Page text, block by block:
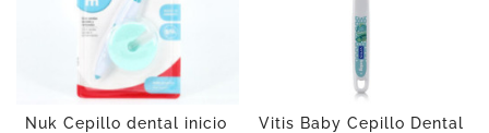
Nuk Cepillo dental inicio
Vitis Baby Cepillo Dental